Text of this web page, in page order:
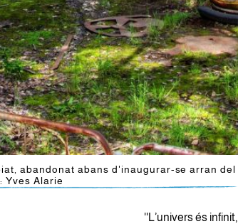
abandonat abans d'inaugurar-se arran del
Yves Alarie
''L’univers és infinit,